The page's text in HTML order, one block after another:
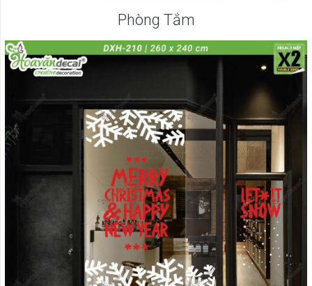
Phòng Tắm